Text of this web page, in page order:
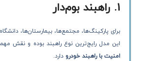
1. راهبند بوم‌دار
برای پارکینگ‌ها، مجتمع‌ها، بیمارستان‌ها،
این مدل رایج‌ترین نوع راهبند بوده و نقش
امنیت با راهبند خودرو دارد.